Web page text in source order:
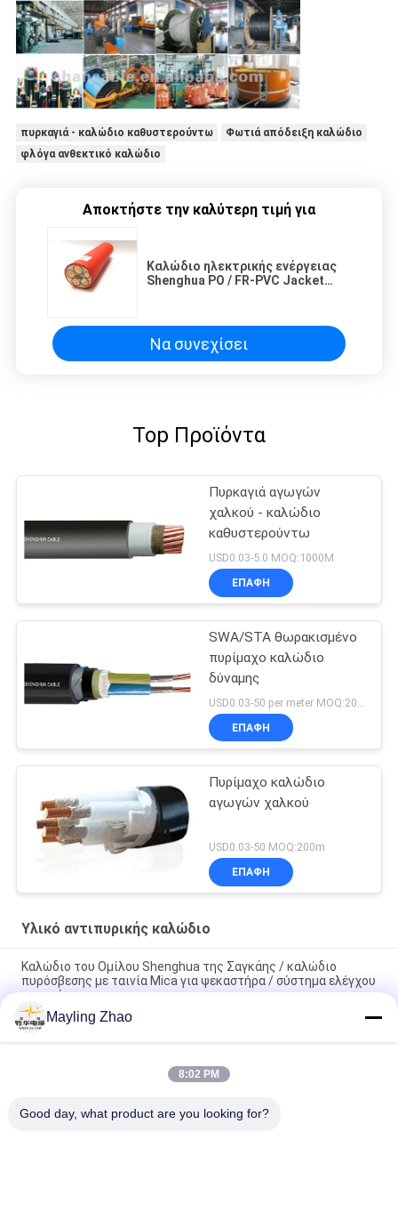
πυρκαγιά - καλώδιο καθυστερούντω
Φωτιά απόδειξη καλώδιο
φλόγα ανθεκτικό καλώδιο
Αποκτήστε την καλύτερη τιμή για
Καλώδιο ηλεκτρικής ενέργειας
Shenghua PO / FR-PVC Jacket
διανομής ηλεκτρικής ενέργειας
Να συνεχίσει
Top Προϊόντα
Πυρκαγιά αγωγών
χαλκού - καλώδιο
καθυστερούντω
USD0.03-5.0 MOQ:1000M
ΕΠΑΦΉ
SWA/STA θωρακισμένο
πυρίμαχο καλώδιο
δύναμης
ΕΠΑΦΉ
Πυρίμαχο καλώδιο
αγωγών χαλκού
USD0.03-50 MOQ:200m
ΕΠΑΦΉ
Υλικό αντιπυρικής καλώδιο
Καλώδιο του Ομίλου Shenghua της Σαγκάης / καλώδιο
πυρόσβεσης με ταινία Mica για ψεκαστήρα / σύστημα ελέγχου
καπνού
Ηλεκτρικό καλώδιο ηλεκτρικής ενέργειας για κτίρια / οίκους
Καλώδιο ηλεκτρικής ενέργειας Shenghua της Σαγκάης FRC 4
πυρήνας Καλώδιο ανθεκτικό στη θερμότητα 1,5 mm - 800
Mayling Zhao
8:02 PM
Good day, what product are you looking for?